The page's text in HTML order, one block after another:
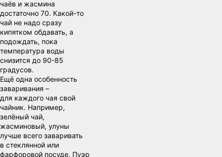
чаёв и жасмина
достаточно 70. Какой-то
чай не надо сразу
кипятком обдавать, а
подождать, пока
температура воды
снизится до 90-85
градусов.
Ещё одна особенность
заваривания –
для каждого чая свой
чайник. Например,
зелёный чай,
жасминовый, улуны
лучше всего заваривать
в стеклянной или
фарфоровой посуде. Пуэр